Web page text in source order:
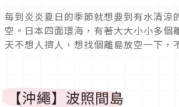
每到炎炎夏日的季節就想要到有水清
空。日本四面環海，有著大大小小多
天不想人擠人，想找個離島放空一下
【沖繩】波照間島